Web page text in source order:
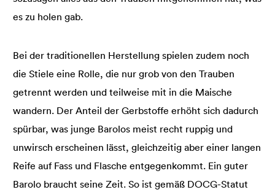
es zu holen gab.
Bei der traditionellen Herstellung spielen zudem noch
die Stiele eine Rolle, die nur grob von den Trauben
getrennt werden und teilweise mit in die Maische
wandern. Der Anteil der Gerbstoffe erhöht sich dadurch
spürbar, was junge Barolos meist recht ruppig und
unwirsch erscheinen lässt, gleichzeitig aber einer langen
Reife auf Fass und Flasche entgegenkommt. Ein guter
Barolo braucht seine Zeit. So ist gemäß DOCG-Statut